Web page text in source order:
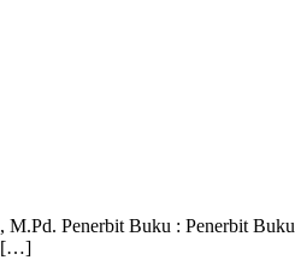
Penerbit Buku : Penerbit Buku
[…]